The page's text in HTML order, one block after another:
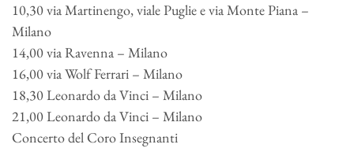
10,30 via Martinengo, viale Puglie e via Monte Piana –
Milano
14,00 via Ravenna – Milano
16,00 via Wolf Ferrari – Milano
18,30 Leonardo da Vinci – Milano
21,00 Leonardo da Vinci – Milano
Concerto del Coro Insegnanti